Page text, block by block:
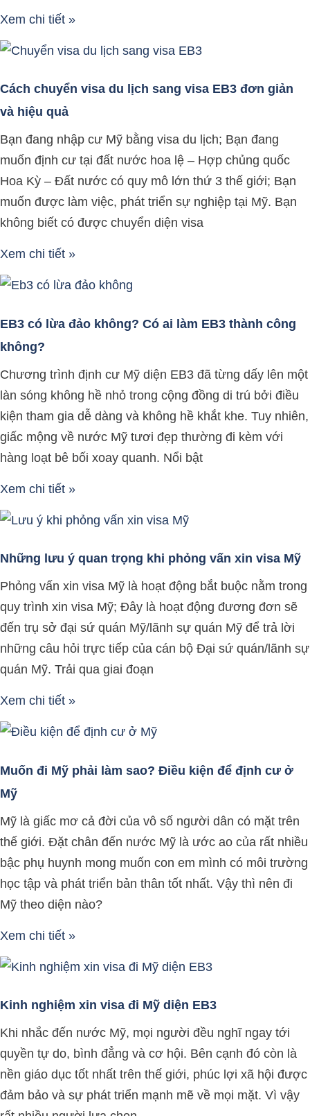
Xem chi tiết »
Cách chuyển visa du lịch sang visa EB3 đơn giản
và hiệu quả
Bạn đang nhập cư Mỹ bằng visa du lịch; Bạn đang
muốn định cư tại đất nước hoa lệ – Hợp chủng quốc
Hoa Kỳ – Đất nước có quy mô lớn thứ 3 thế giới; Bạn
muốn được làm việc, phát triển sự nghiệp tại Mỹ. Bạn
không biết có được chuyển diện visa
Xem chi tiết »
EB3 có lừa đảo không? Có ai làm EB3 thành công
không?
Chương trình định cư Mỹ diện EB3 đã từng dấy lên một
làn sóng không hề nhỏ trong cộng đồng di trú bởi điều
kiện tham gia dễ dàng và không hề khắt khe. Tuy nhiên,
giấc mộng về nước Mỹ tươi đẹp thường đi kèm với
hàng loạt bê bối xoay quanh. Nổi bật
Xem chi tiết »
Những lưu ý quan trọng khi phỏng vấn xin visa Mỹ
Phỏng vấn xin visa Mỹ là hoạt động bắt buộc nằm trong
quy trình xin visa Mỹ; Đây là hoạt động đương đơn sẽ
đến trụ sở đại sứ quán Mỹ/lãnh sự quán Mỹ để trả lời
những câu hỏi trực tiếp của cán bộ Đại sứ quán/lãnh sự
quán Mỹ. Trải qua giai đoạn
Xem chi tiết »
Muốn đi Mỹ phải làm sao? Điều kiện để định cư ở
Mỹ
Mỹ là giấc mơ cả đời của vô số người dân có mặt trên
thế giới. Đặt chân đến nước Mỹ là ước ao của rất nhiều
bậc phụ huynh mong muốn con em mình có môi trường
học tập và phát triển bản thân tốt nhất. Vậy thì nên đi
Mỹ theo diện nào?
Xem chi tiết »
Kinh nghiệm xin visa đi Mỹ diện EB3
Khi nhắc đến nước Mỹ, mọi người đều nghĩ ngay tới
quyền tự do, bình đẳng và cơ hội. Bên cạnh đó còn là
nền giáo dục tốt nhất trên thế giới, phúc lợi xã hội được
đảm bảo và sự phát triển mạnh mẽ về mọi mặt. Vì vậy